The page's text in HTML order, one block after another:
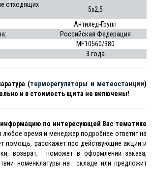
отходящих
5х2,5
Антилед-Групп
Российская Федерация
МЕ10560/380
3 года
(терморегуляторы и метеостанции)
и в стоимость щита не включены!
по интересующей Вас тематике
любое время и менеджер подробнее ответит на
помощь, расскажет про действующие акции и
возврат, поможет в оформлении заказа,
номенклатуры на складе или предложит